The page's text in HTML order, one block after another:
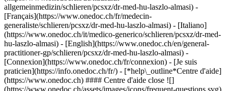
allgemeinmedizin/schlieren/pcsxz/dr-med-hu-laszlo-almasi) -
[Français](https://www.onedoc.ch/fr/medecin-
generaliste/schlieren/pcsxz/dr-med-hu-laszlo-almasi) - [Italiano]
(https://www.onedoc.ch/it/medico-generico/schlieren/pcsxz/dr-med-
hu-laszlo-almasi) - [English](https://www.onedoc.ch/en/general-
practitioner-gp/schlieren/pcsxz/dr-med-hu-laszlo-almasi) -
[Connexion](https://www.onedoc.ch/fr/connexion) - [Je suis
praticien](https://info.onedoc.ch/fr/) - [*help\_outline*Centre d'aide]
(https://www.onedoc.ch) #### Centre d'aide close ![]
(https://www.onedoc.ch/assets/images/icons/frequent-questions.svg)